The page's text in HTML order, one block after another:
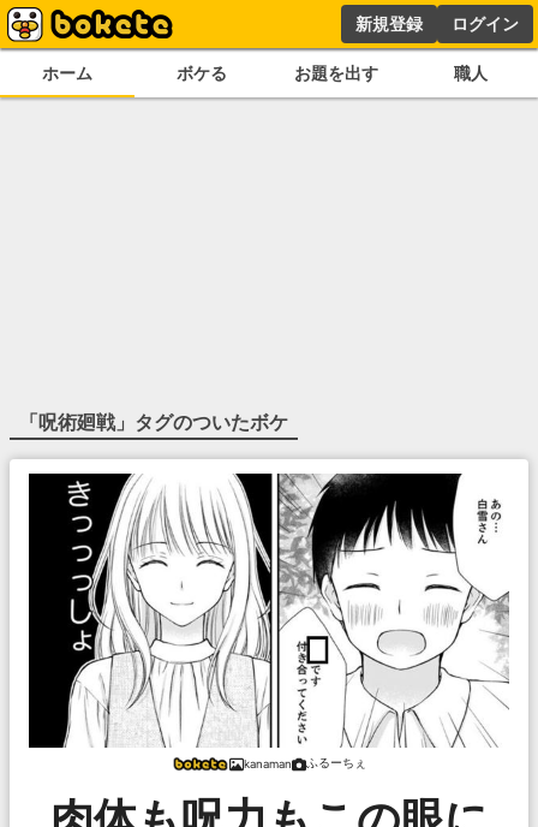
新規登録 ログイン
ホーム ボケる お題を出す 職人
「呪術廻戦」タグのついたボケ
kanaman ふるーちぇ